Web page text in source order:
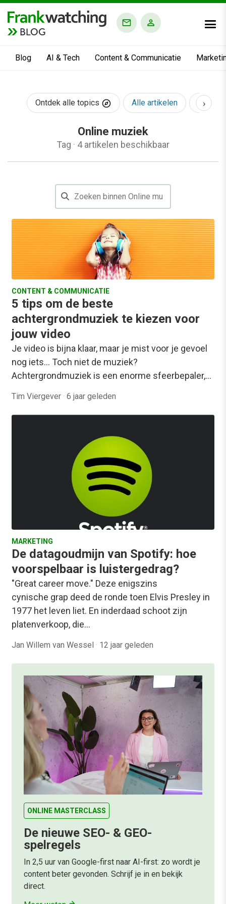
BLOG
Blog AI & Tech Content & Communicatie
Ontdek alle topics Alle artikelen AI &
›
Online muziek
Tag · 4 artikelen beschikbaar
CONTENT & COMMUNICATIE
5 tips om de beste
achtergrondmuziek te kiezen voor
jouw video
Je video is bijna klaar, maar je mist voor je gevoel
nog iets… Toch niet de muziek?
Achtergrondmuziek is een enorme sfeerbepaler,…
Tim Viergever · 6 jaar geleden
MARKETING
De datagoudmijn van Spotify: hoe
voorspelbaar is luistergedrag?
"Great career move." Deze enigszins
cynische grap deed de ronde toen Elvis Presley in
1977 het leven liet. En inderdaad schoot zijn
platenverkoop, die…
Jan Willem van Wessel · 12 jaar geleden
ONLINE MASTERCLASS
De nieuwe SEO- & GEO-
spelregels
In 2,5 uur van Google-first naar AI-first: zo wordt je
content beter gevonden. Schrijf je in en bekijk
direct.